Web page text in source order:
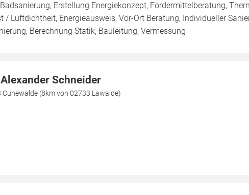
Erstellung Energiekonzept, Fördermittelberatung,
/ Luftdichtheit, Energieausweis, Vor-Ort Beratung, Individueller
Berechnung Statik, Bauleitung, Vermessung
Schneider
(8km von 02733 Lawalde)